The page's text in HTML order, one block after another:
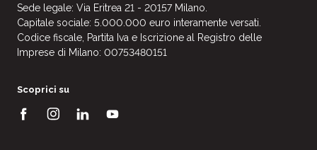
Sede legale: Via Eritrea 21 - 20157 Milano.
Capitale sociale: 5.000.000 euro interamente versati.
Codice fiscale, Partita Iva e Iscrizione al Registro delle
Imprese di Milano: 00753480151
Scoprici su